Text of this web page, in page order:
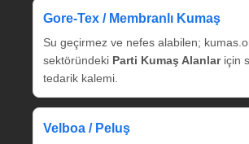
Gore‑Tex / Membranlı Kumaş
Su geçirmez ve nefes alabilen;
sektöründeki Parti Kumaş Alanlariçin
tedarik kalemi.
Velboa / Peluş